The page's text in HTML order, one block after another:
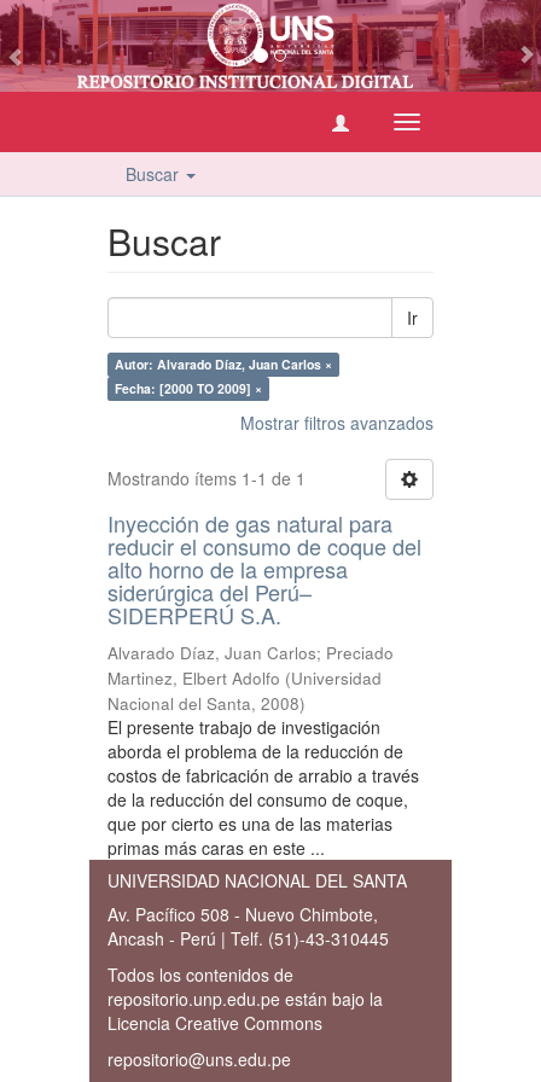
Cambiar
navegación
Buscar
Buscar
Ir
Autor: Alvarado Díaz, Juan Carlos ×
Fecha: [2000 TO 2009] ×
Mostrar filtros avanzados
Mostrando ítems 1-1 de 1
Inyección de gas natural para
reducir el consumo de coque del
alto horno de la empresa
siderúrgica del Perú–
SIDERPERÚ S.A.
Alvarado Díaz, Juan Carlos; Preciado
Martinez, Elbert Adolfo (Universidad
Nacional del Santa, 2008)
El presente trabajo de investigación
aborda el problema de la reducción de
costos de fabricación de arrabio a través
de la reducción del consumo de coque,
que por cierto es una de las materias
primas más caras en este ...
UNIVERSIDAD NACIONAL DEL SANTA
Av. Pacífico 508 - Nuevo Chimbote,
Ancash - Perú | Telf. (51)-43-310445
Todos los contenidos de
repositorio.unp.edu.pe están bajo la
Licencia Creative Commons
repositorio@uns.edu.pe